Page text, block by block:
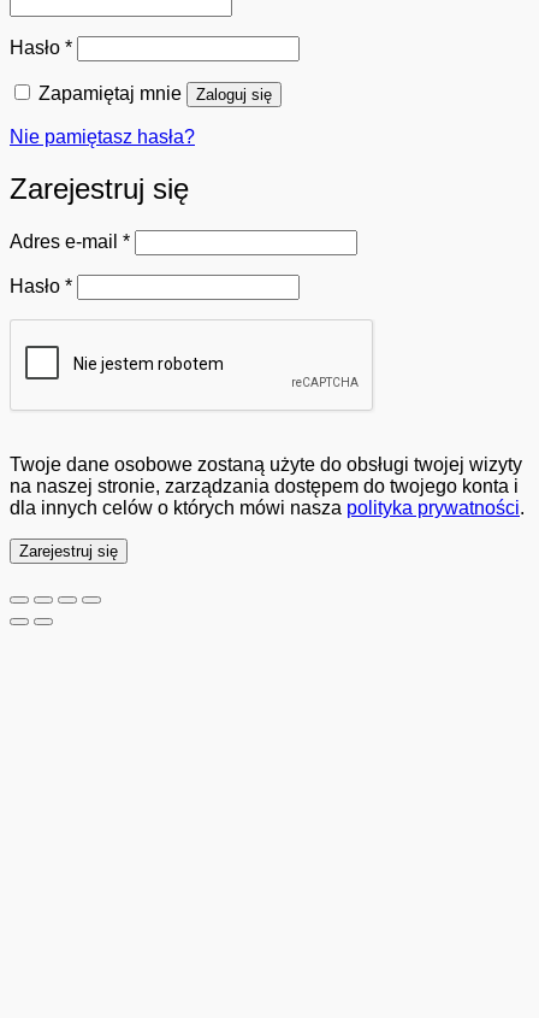
Hasło *Wymagane
Zapamiętaj mnie Zaloguj się
Nie pamiętasz hasła?
Zarejestruj się
Adres e-mail *Wymagane
Hasło *Wymagane
Twoje dane osobowe zostaną użyte do obsługi twojej wizyty
na naszej stronie, zarządzania dostępem do twojego konta i
dla innych celów o których mówi nasza polityka prywatności.
Zarejestruj się